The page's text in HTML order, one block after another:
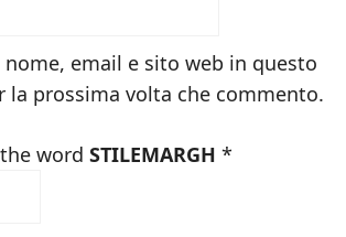
nome, email e sito web in questo
la prossima volta che commento.
word STILEMARGH *